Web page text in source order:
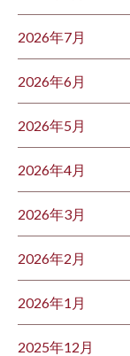
2026年7月
2026年6月
2026年5月
2026年4月
2026年3月
2026年2月
2026年1月
2025年12月